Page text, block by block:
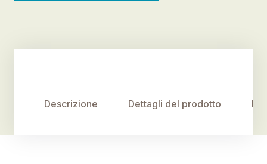
Descrizione Dettagli del prodotto